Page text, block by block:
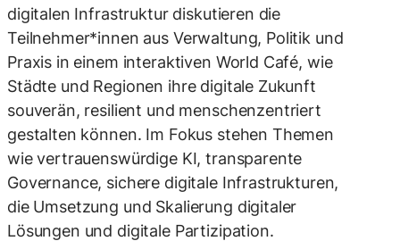
digitalen Infrastruktur diskutieren die
Teilnehmer*innen aus Verwaltung, Politik und
Praxis in einem interaktiven World Café, wie
Städte und Regionen ihre digitale Zukunft
souverän, resilient und menschenzentriert
gestalten können. Im Fokus stehen Themen
wie vertrauenswürdige KI, transparente
Governance, sichere digitale Infrastrukturen,
die Umsetzung und Skalierung digitaler
Lösungen und digitale Partizipation.